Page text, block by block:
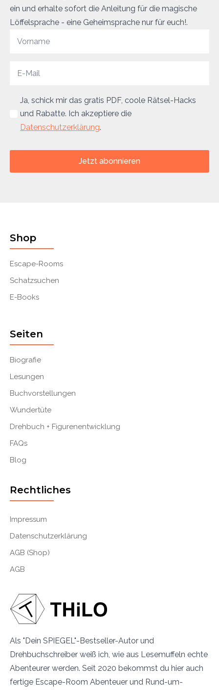
ein und erhalte sofort die Anleitung für die magische
Löffelsprache - eine Geheimsprache nur für euch!.
Ja, schick mir das gratis PDF, coole Rätsel-Hacks
und Rabatte. Ich akzeptiere die
Datenschutzerklärung.
Jetzt abonnieren
Als "Dein SPIEGEL"-Bestseller-Autor und
Drehbuchschreiber weiß ich, wie aus Lesemuffeln echte
Abenteurer werden. Seit 2020 bekommst du hier auch
fertige Escape-Room Abenteuer und Rund-um-
Shop
Escape-Rooms
Schatzsuchen
E-Books
Seiten
Biografie
Lesungen
Buchvorstellungen
Wundertüte
Drehbuch + Figurenentwicklung
FAQs
Blog
Rechtliches
Impressum
Datenschutzerklärung
AGB (Shop)
AGB